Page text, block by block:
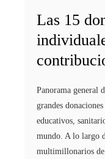
Las 15
Panorama general
grandes
educativos,
mundo. A lo largo
multimillonarios de